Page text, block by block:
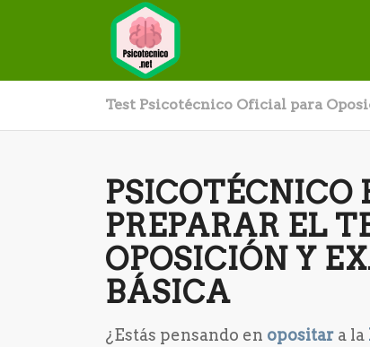
Test Psicotécnico Oficial para
PREPARAR EL
OPOSICIÓN Y
BÁSICA
¿Estás pensando en opositar a la